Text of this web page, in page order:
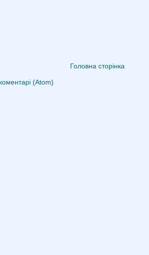
Головна сторінка
(Atom)